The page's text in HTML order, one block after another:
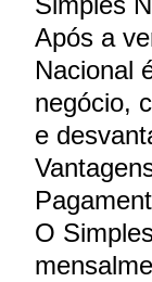
Após a
Nacional
negócio,
e
O